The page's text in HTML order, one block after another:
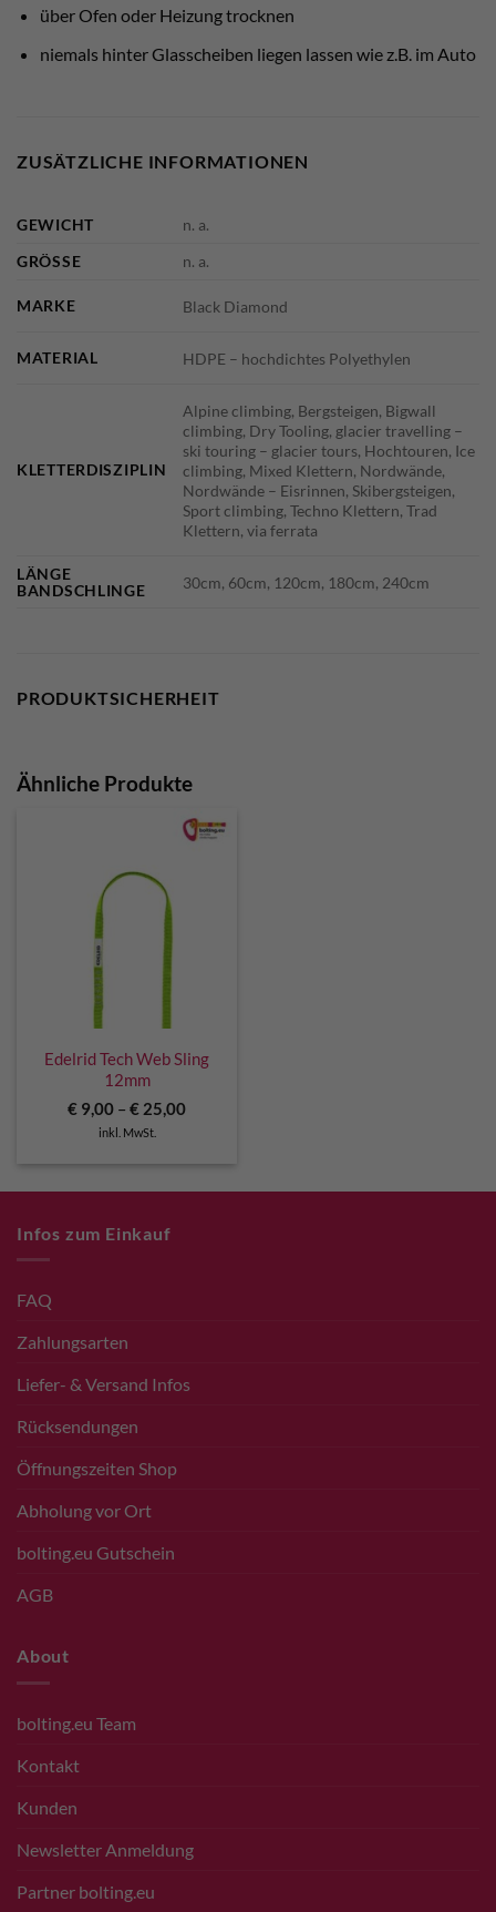
über Ofen oder Heizung trocknen
niemals hinter Glasscheiben liegen lassen wie z.B. im Auto
ZUSÄTZLICHE INFORMATIONEN
GEWICHT
n. a.
GRÖSSE
n. a.
MARKE Black Diamond
MATERIAL HDPE – hochdichtes Polyethylen
KLETTERDISZIPLIN
Alpine climbing, Bergsteigen, Bigwall
climbing, Dry Tooling, glacier travelling –
ski touring – glacier tours, Hochtouren, Ice
climbing, Mixed Klettern, Nordwände,
Nordwände – Eisrinnen, Skibergsteigen,
Sport climbing, Techno Klettern, Trad
Klettern, via ferrata
LÄNGE
BANDSCHLINGE
30cm, 60cm, 120cm, 180cm, 240cm
PRODUKTSICHERHEIT
Ähnliche Produkte
Edelrid Tech Web Sling
12mm
€ 9,00 – € 25,00
inkl. MwSt.
Infos zum Einkauf
FAQ
Zahlungsarten
Liefer- & Versand Infos
Rücksendungen
Öffnungszeiten Shop
Abholung vor Ort
bolting.eu Gutschein
AGB
About
bolting.eu Team
Kontakt
Kunden
Newsletter Anmeldung
Partner bolting.eu